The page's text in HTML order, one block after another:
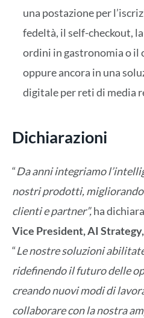
una postazione per
fedeltà, il self-checkout,
ordini in gastronomia o il
oppure ancora in una
digitale per reti di media
Dichiarazioni
“Da anni integriamo
nostri prodotti,
clienti e partner”,ha
Vice President, AI
“Le nostre soluzioni
ridefinendo il futuro delle
creando nuovi modi di
collaborare con la nostra